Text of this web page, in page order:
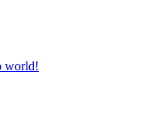
world!